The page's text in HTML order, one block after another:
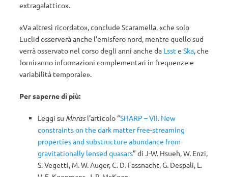
extragalattico».
«Va altresì ricordato», conclude Scaramella, «che solo
Euclid osserverà anche l’emisfero nord, mentre quello sud
verrà osservato nel corso degli anni anche da Lsst e Ska, che
forniranno informazioni complementari in frequenze e
variabilità temporale».
Per saperne di più:
Leggi su Mnrasl’articolo “SHARP – VII. New
constraints on the dark matter free-streaming
properties and substructure abundance from
gravitationally lensed quasars” di J-W. Hsueh, W. Enzi,
S. Vegetti, M. W. Auger, C. D. Fassnacht, G. Despali, L.